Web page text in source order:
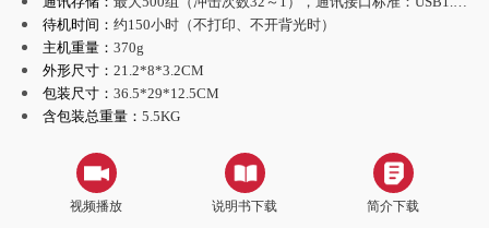
待机时间： 约150小时（不打印、不开背光时）
主机重量： 370g
外形尺寸： 21.2*8*3.2CM
包装尺寸： 36.5*29*12.5CM
含包装总重量： 5.5KG
视频播放 说明书下载 简介下载